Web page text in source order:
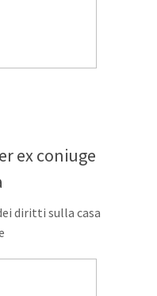
ex coniuge
diritti sulla casa